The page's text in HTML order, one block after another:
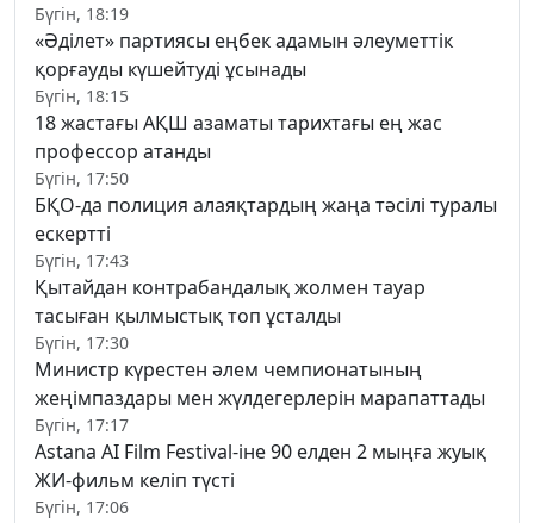
Бүгін, 18:19
«Әділет» партиясы еңбек адамын әлеуметтік
қорғауды күшейтуді ұсынады
Бүгін, 18:15
18 жастағы АҚШ азаматы тарихтағы ең жас
профессор атанды
Бүгін, 17:50
БҚО-да полиция алаяқтардың жаңа тәсілі туралы
ескертті
Бүгін, 17:43
Қытайдан контрабандалық жолмен тауар
тасыған қылмыстық топ ұсталды
Бүгін, 17:30
Министр күрестен әлем чемпионатының
жеңімпаздары мен жүлдегерлерін марапаттады
Бүгін, 17:17
Astana AI Film Festival-іне 90 елден 2 мыңға жуық
ЖИ-фильм келіп түсті
Бүгін, 17:06